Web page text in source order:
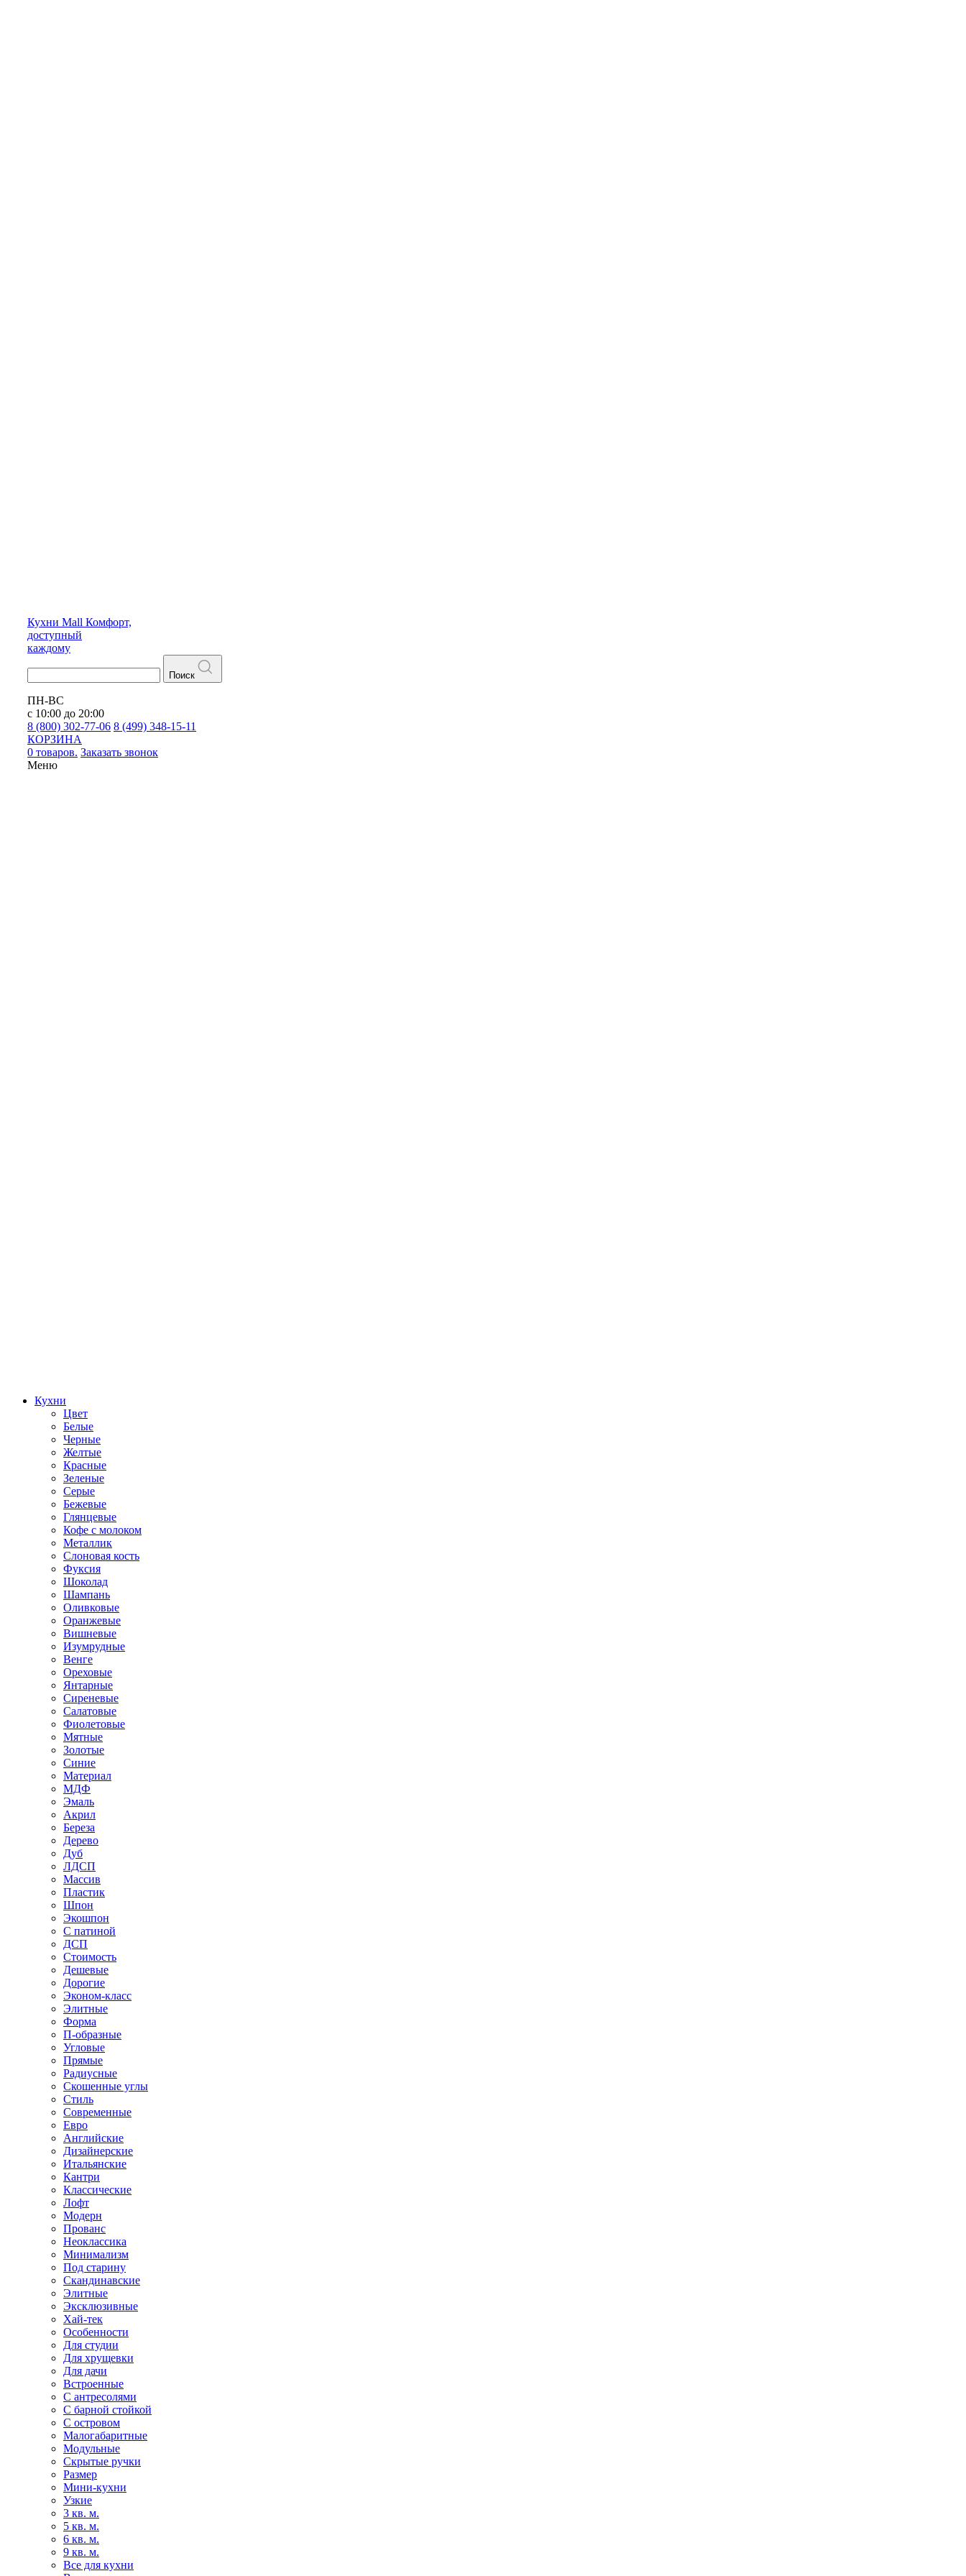
Кухни Mall Комфорт,
доступный
каждому
Поиск
ПН-ВС
с 10:00 до 20:00
8 (800) 302-77-06 8 (499) 348-15-11
КОРЗИНА
0 товаров. Заказать звонок
Меню
Кухни
Цвет
Белые
Черные
Желтые
Красные
Зеленые
Серые
Бежевые
Глянцевые
Кофе с молоком
Металлик
Слоновая кость
Фуксия
Шоколад
Шампань
Оливковые
Оранжевые
Вишневые
Изумрудные
Венге
Ореховые
Янтарные
Сиреневые
Салатовые
Фиолетовые
Мятные
Золотые
Синие
Материал
МДФ
Эмаль
Акрил
Береза
Дерево
Дуб
ЛДСП
Массив
Пластик
Шпон
Экошпон
С патиной
ДСП
Стоимость
Дешевые
Дорогие
Эконом-класс
Элитные
Форма
П-образные
Угловые
Прямые
Радиусные
Скошенные углы
Стиль
Современные
Евро
Английские
Дизайнерские
Итальянские
Кантри
Классические
Лофт
Модерн
Прованс
Неоклассика
Минимализм
Под старину
Скандинавские
Элитные
Эксклюзивные
Хай-тек
Особенности
Для студии
Для хрущевки
Для дачи
Встроенные
С антресолями
С барной стойкой
С островом
Малогабаритные
Модульные
Скрытые ручки
Размер
Мини-кухни
Узкие
3 кв. м.
5 кв. м.
6 кв. м.
9 кв. м.
Все для кухни